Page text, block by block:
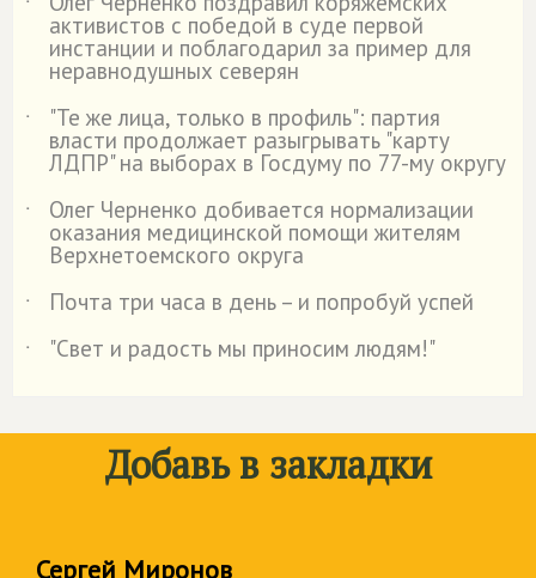
˙
активистов с победой в суде первой
инстанции и поблагодарил за пример для
неравнодушных северян
˙
"Те же лица, только в профиль": партия
власти продолжает разыгрывать "карту
ЛДПР" на выборах в Госдуму по 77-му округу
˙
Олег Черненко добивается нормализации
оказания медицинской помощи жителям
Верхнетоемского округа
˙
Почта три часа в день – и попробуй успей
˙
"Свет и радость мы приносим людям!"
Добавь в закладки
Сергей Миронов